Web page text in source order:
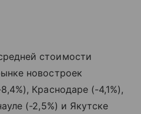
стоимости
новостроек
Краснодаре (-4,1%),
(-2,5%) и Якутске